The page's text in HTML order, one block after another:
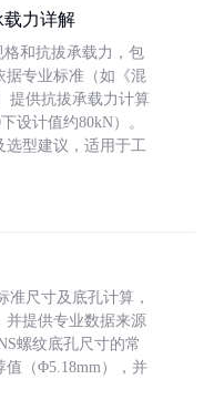
载力详解
和抗拔承载力，包
据专业标准（如《混
提供抗拔承载力计算
设计值约80kN）。
选型建议，适用于工
准尺寸及底孔计算，
并提供专业数据来源
螺纹底孔尺寸的常
值（Φ5.18mm），并